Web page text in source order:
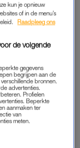
en
kun je opnieuw
of in de menu’s
Raadpleeg ons
de volgende
gegevens
begrijpen aan de
bronnen.
advertenties.
Profielen
Beperkte
aanmaken ter
van
meten.